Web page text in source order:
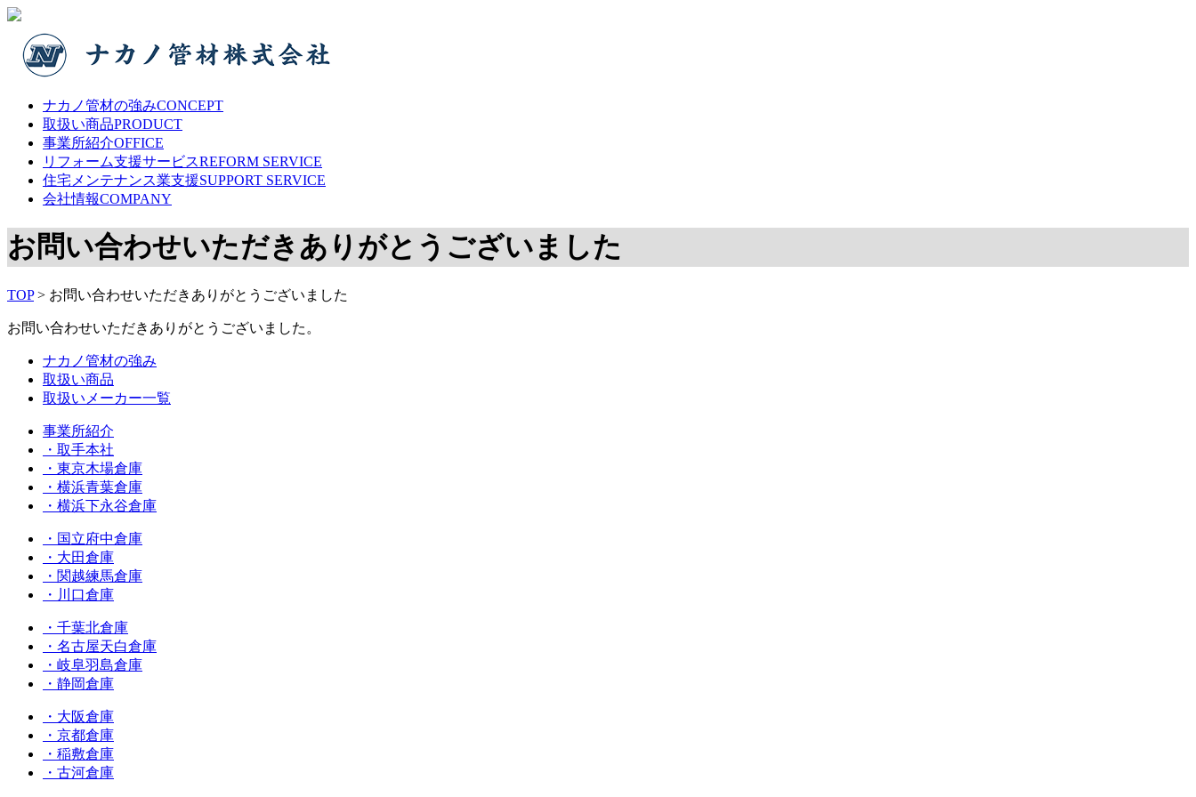
ナカノ管材の強みCONCEPT
取扱い商品PRODUCT
事業所紹介OFFICE
リフォーム支援サービスREFORM SERVICE
住宅メンテナンス業支援SUPPORT SERVICE
会社情報COMPANY
お問い合わせいただきありがとうございました
TOP> お問い合わせいただきありがとうございました
お問い合わせいただきありがとうございました。
ナカノ管材の強み
取扱い商品
取扱いメーカー一覧
事業所紹介
・取手本社
・東京木場倉庫
・横浜青葉倉庫
・横浜下永谷倉庫
・国立府中倉庫
・大田倉庫
・関越練馬倉庫
・川口倉庫
・千葉北倉庫
・名古屋天白倉庫
・岐阜羽島倉庫
・静岡倉庫
・大阪倉庫
・京都倉庫
・稲敷倉庫
・古河倉庫